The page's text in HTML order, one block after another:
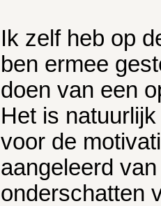
Ik zelf heb op
ben ermee
doen van een
Het is
voor de
aangeleerd
onderschatten